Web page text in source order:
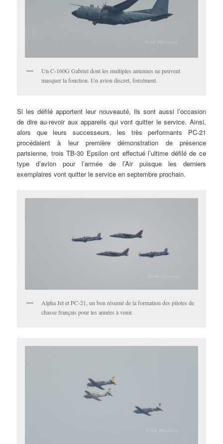
Un C-160G Gabriel dont les multiples antennes ne peuvent
masquer la fonction. Un avion discret, forcément.
Si les défilé apportent leur nouveauté, ils sont aussi l’occasion
de dire au-revoir aux appareils qui vont quitter le service. Ainsi,
alors que leurs successeurs, les très performants PC-21
procédaient à leur première démonstration de présence
parisienne, trois TB-30 Epsilon ont effectué l’ultime défilé de ce
type d’avion pour l’armée de l’Air puisque les derniers
exemplaires vont quitter le service en septembre prochain.
Alpha Jet et PC-21, un bon résumé de la formation des pilotes de
chasse français pour les années à venir.